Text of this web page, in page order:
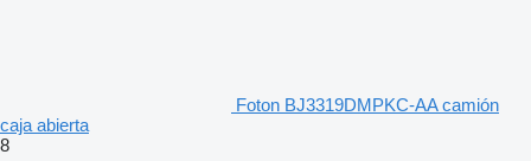
Foton BJ3319DMPKC-AA camión
caja abierta
8